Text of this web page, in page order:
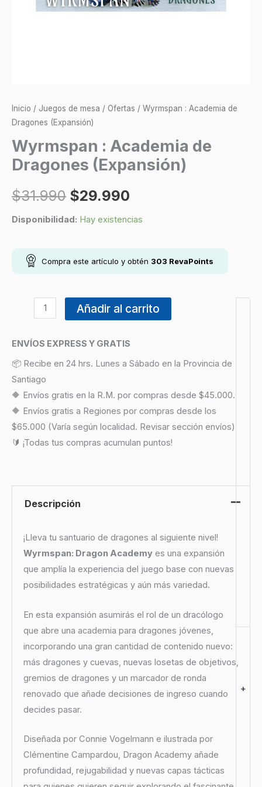
Inicio / Juegos de mesa / Ofertas / Wyrmspan : Academia de
Dragones (Expansión)
Wyrmspan : Academia de
Dragones (Expansión)
$31.990 $29.990
Disponibilidad: Hay existencias
Compra este artículo y obtén 303 RevaPoints
+
Añadir al carrito
ENVÍOS EXPRESS Y GRATIS
📦 Recibe en 24 hrs. Lunes a Sábado en la Provincia de
Santiago
🔶 Envíos gratis en la R.M. por compras desde $45.000.
🔶 Envíos gratis a Regiones por compras desde los
$65.000 (Varía según localidad. Revisar sección envíos)
🔰 ¡Todas tus compras acumulan puntos!
Descripción
¡Lleva tu santuario de dragones al siguiente nivel!
Wyrmspan: Dragon Academyes una expansión
que amplía la experiencia del juego base con nuevas
posibilidades estratégicas y aún más variedad.
En esta expansión asumirás el rol de un dracólogo
que abre una academia para dragones jóvenes,
incorporando una gran cantidad de contenido nuevo:
más dragones y cuevas, nuevas losetas de objetivos,
gremios de dragones y un marcador de ronda
renovado que añade decisiones de ingreso cuando
decides pasar.
Diseñada por Connie Vogelmann e ilustrada por
Clémentine Campardou, Dragon Academy añade
profundidad, rejugabilidad y nuevas capas tácticas